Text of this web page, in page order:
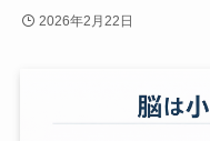
2026年2月22日